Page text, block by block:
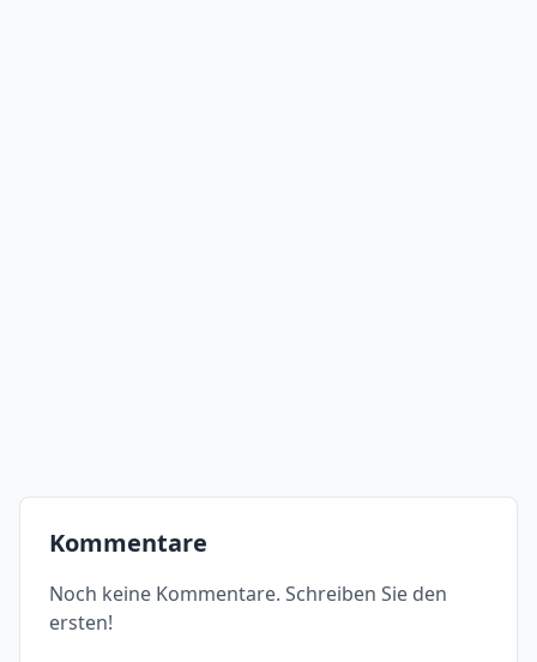
Kommentare
Noch keine Kommentare. Schreiben Sie den
ersten!